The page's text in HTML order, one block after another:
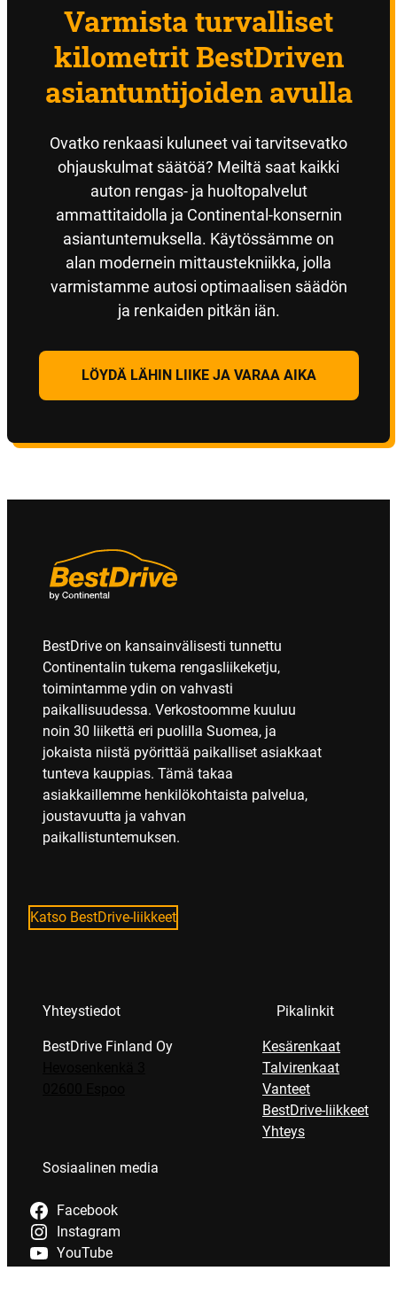
Varmista turvalliset
kilometrit BestDriven
asiantuntijoiden avulla
Ovatko renkaasi kuluneet vai tarvitsevatko
ohjauskulmat säätöä? Meiltä saat kaikki
auton rengas- ja huoltopalvelut
ammattitaidolla ja Continental-konsernin
asiantuntemuksella. Käytössämme on
alan modernein mittaustekniikka, jolla
varmistamme autosi optimaalisen säädön
ja renkaiden pitkän iän.
LÖYDÄ LÄHIN LIIKE JA VARAA AIKA
BestDrive on kansainvälisesti tunnettu
Continentalin tukema rengasliikeketju,
toimintamme ydin on vahvasti
paikallisuudessa. Verkostoomme kuuluu
noin 30 liikettä eri puolilla Suomea, ja
jokaista niistä pyörittää paikalliset asiakkaat
tunteva kauppias. Tämä takaa
asiakkaillemme henkilökohtaista palvelua,
joustavuutta ja vahvan
paikallistuntemuksen.
Katso BestDrive-liikkeet
Yhteystiedot
BestDrive Finland Oy
Pikalinkit
Kesärenkaat
Talvirenkaat
Vanteet
BestDrive-liikkeet
Yhteys
Sosiaalinen media
Facebook
Instagram
YouTube